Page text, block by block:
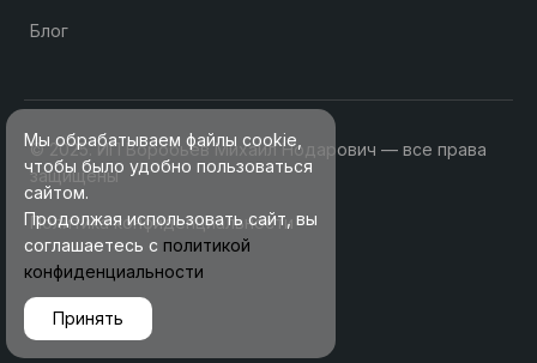
Блог
© 2025. ИП Воробьев Михаил Нодарович — все права
защищены
Политика конфиденциальности
Мы обрабатываем файлы cookie,
чтобы было удобно пользоваться
сайтом.
Продолжая использовать сайт, вы
соглашаетесь с политикой
конфиденциальности
Принять